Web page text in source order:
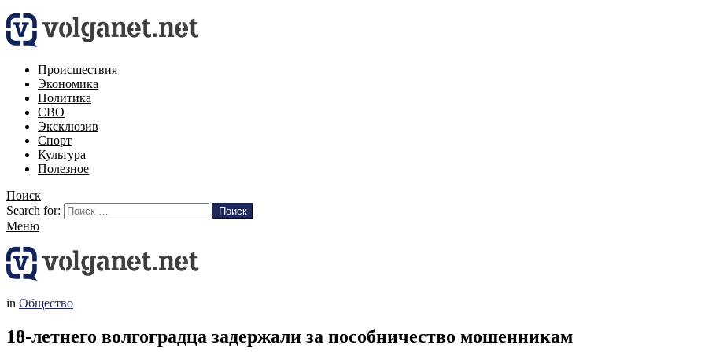
Происшествия
Экономика
Политика
СВО
Эксклюзив
Спорт
Культура
Полезное
Поиск
Search for:
Поиск
Меню
in Общество
18-летнего волгоградца задержали за пособничество мошенникам